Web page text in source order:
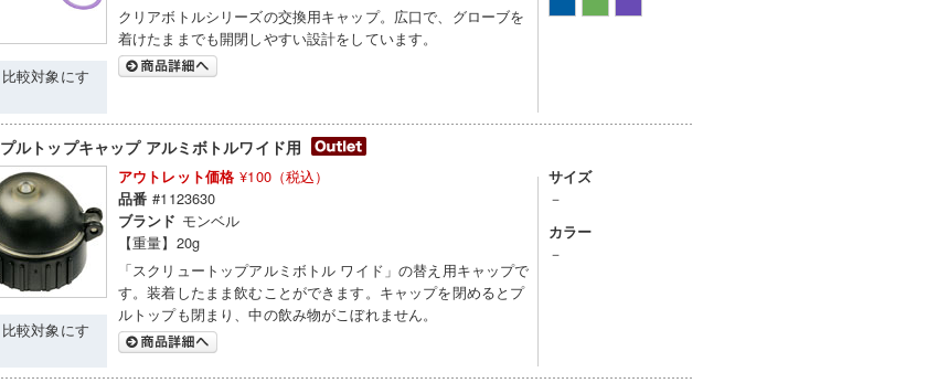
比較対象にす
クリアボトルシリーズの交換用キャップ。広口で、グローブを
着けたままでも開閉しやすい設計をしています。
プルトップキャップ アルミボトルワイド用
比較対象にす
アウトレット価格 ¥100（税込）
品番 #1123630
ブランド モンベル
【重量】20g
「スクリュートップアルミボトル ワイド」の替え用キャップで
す。装着したまま飲むことができます。キャップを閉めるとプ
ルトップも閉まり、中の飲み物がこぼれません。
サイズ
－
カラー
－